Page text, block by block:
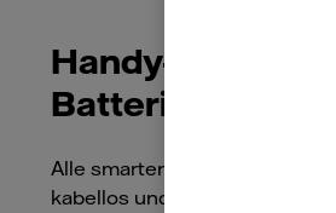
Handy-App
Batteriewechsel
Alle smarten Türschlösser
kabellos und werden über